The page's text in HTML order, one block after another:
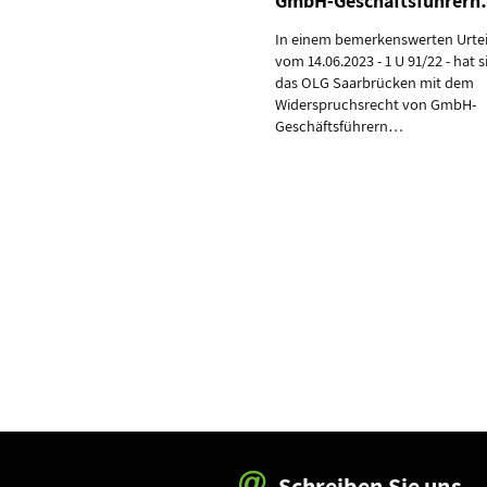
In einem bemerkenswerten
vom 14.06.2023 - 1 U 91/22 - hat
das OLG Saarbrücken mit dem
Widerspruchsrecht von GmbH-
Geschäftsführern…